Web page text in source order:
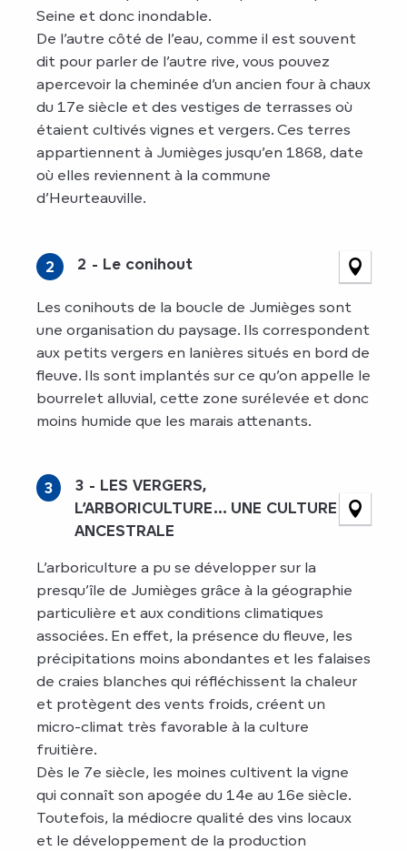
Seine et donc inondable.
De l’autre côté de l’eau, comme il est souvent
dit pour parler de l’autre rive, vous pouvez
apercevoir la cheminée d’un ancien four à chaux
du 17e siècle et des vestiges de terrasses où
étaient cultivés vignes et vergers. Ces terres
appartiennent à Jumièges jusqu’en 1868, date
où elles reviennent à la commune
d’Heurteauville.
2 2 - Le conihout
Les conihouts de la boucle de Jumièges sont
une organisation du paysage. Ils correspondent
aux petits vergers en lanières situés en bord de
fleuve. Ils sont implantés sur ce qu’on appelle le
bourrelet alluvial, cette zone surélevée et donc
moins humide que les marais attenants.
3
3 - LES VERGERS,
L’ARBORICULTURE… UNE CULTURE
ANCESTRALE
L’arboriculture a pu se développer sur la
presqu’île de Jumièges grâce à la géographie
particulière et aux conditions climatiques
associées. En effet, la présence du fleuve, les
précipitations moins abondantes et les falaises
de craies blanches qui réfléchissent la chaleur
et protègent des vents froids, créent un
micro-climat très favorable à la culture
fruitière.
Dès le 7e siècle, les moines cultivent la vigne
qui connaît son apogée du 14e au 16e siècle.
Toutefois, la médiocre qualité des vins locaux
et le développement de la production